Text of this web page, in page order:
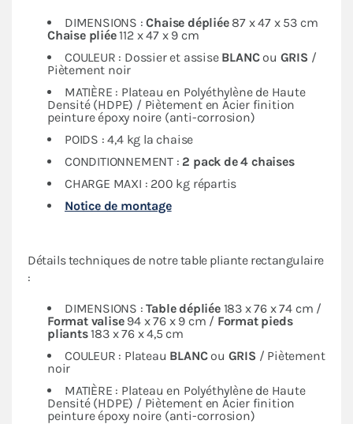
Détails techniques de notre table pliante rectangulaire
:
DIMENSIONS :Table dépliée183 x 76 x 74 cm /
Format valise94 x 76 x 9 cm / Format pieds
pliants183 x 76 x 4,5 cm
COULEUR : Plateau BLANCou GRIS / Piètement
noir
MATIÈRE : Plateau en Polyéthylène de Haute
Densité (HDPE) / Piètement en Acier finition
peinture époxy noire (anti-corrosion)
DIMENSIONS :Chaise dépliée87 x 47 x 53 cm
Chaise pliée112 x 47 x 9 cm
COULEUR : Dossier et assise BLANCou GRIS /
Piètement noir
MATIÈRE : Plateau en Polyéthylène de Haute
Densité (HDPE) / Piètement en Acier finition
peinture époxy noire (anti-corrosion)
POIDS : 4,4 kg la chaise
CONDITIONNEMENT : 2 pack de 4 chaises
CHARGE MAXI : 200 kg répartis
Notice de montage